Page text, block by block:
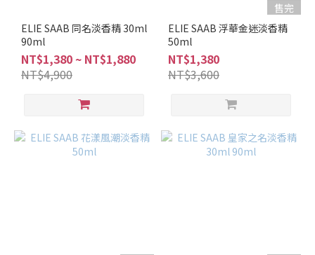
調
柑
苔
調
方
ELIE SAAB 同名淡香精 30ml
90ml
NT$1,380 ~ NT$1,880
NT$4,900
售完
ELIE SAAB 浮華金迷淡香精
50ml
NT$1,380
NT$3,600